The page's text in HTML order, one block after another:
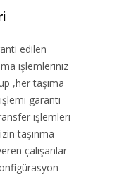
edilen
işlemleriniz
,her taşıma
garanti
işlemleri
taşınma
çalışanlar